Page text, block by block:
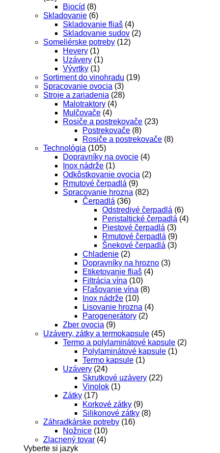
Biocíd (8)
Skladovanie (6)
Skladovanie fliaš (4)
Skladovanie sudov (2)
Someliérske potreby (12)
Hevery (1)
Uzávery (1)
Vývrtky (1)
Sortiment do vinohradu (19)
Spracovanie ovocia (3)
Stroje a zariadenia (28)
Malotraktory (4)
Mulčovače (4)
Rosiče a postrekovače (23)
Postrekovače (8)
Rosiče a postrekovače (8)
Technológia (105)
Dopravníky na ovocie (4)
Inox nádrže (1)
Odkôstkovanie ovocia (2)
Rmutové čerpadlá (9)
Spracovanie hrozna (82)
Čerpadlá (36)
Odstredivé čerpadlá (6)
Peristaltické čerpadlá (4)
Piestové čerpadlá (3)
Rmutové čerpadlá (9)
Šnekové čerpadlá (3)
Chladenie (2)
Dopravníky na hrozno (3)
Etiketovanie fliaš (4)
Filtrácia vína (10)
Fľašovanie vína (8)
Inox nádrže (10)
Lisovanie hrozna (4)
Parogenerátory (2)
Zber ovocia (9)
Uzávery, zátky a termokapsule (45)
Termo a polylaminátové kapsule (2)
Polylaminátové kapsule (1)
Termo kapsule (1)
Uzávery (24)
Skrutkové uzávery (22)
Vinolok (1)
Zátky (17)
Korkové zátky (9)
Silikonové zátky (8)
Záhradkárske potreby (16)
Nožnice (10)
Zlacnený tovar (4)
Vyberte si jazyk